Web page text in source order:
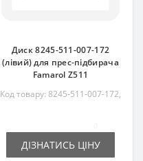
Диск 8245-511-007-172
(лівий) для прес-підбирача
Famarol Z511
Код товару: 8245-511-007-172,
ДІЗНАТИСЬ ЦІНУ